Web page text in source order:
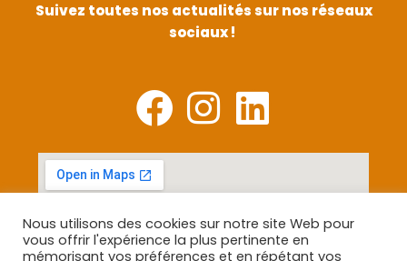
Suivez toutes nos actualités sur nos réseaux
sociaux !
Nous utilisons des cookies sur notre site Web pour
vous offrir l'expérience la plus pertinente en
mémorisant vos préférences et en répétant vos